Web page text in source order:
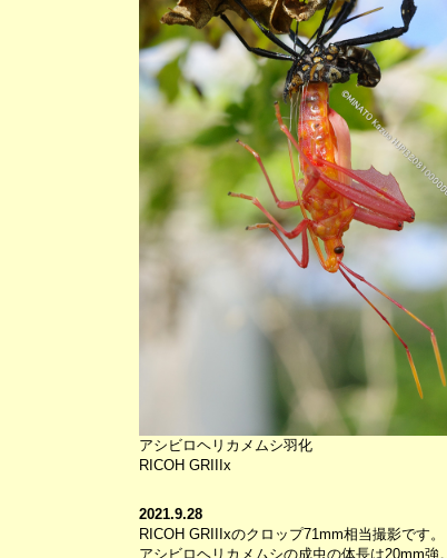
アシビロヘリカメムシ羽化
RICOH GRIIIx
2021.9.28
RICOH GRIIIxのクロップ71mm相当撮影です。
アシビロヘリカメムシの成虫の体長は20mm強。